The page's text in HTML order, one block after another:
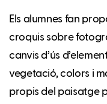
Els alumnes fan
croquis sobre
canvis d’ús
vegetació, colors i
propis del paisatge